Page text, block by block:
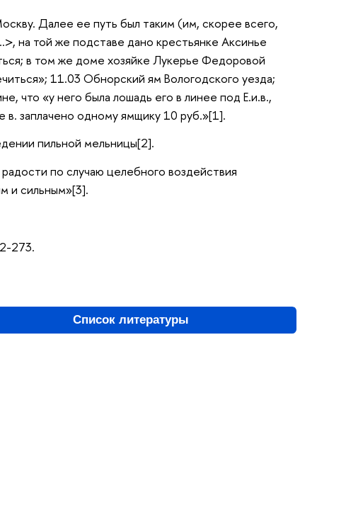
Далее ее путь был таким (им, скорее всего,
на той же подставе дано крестьянке Аксинье
в том же доме хозяйке Лукерье Федоровой
11.03 Обнорский ям Вологодского уезда;
что «у него была лошадь его в линее под Е.и.в.,
в. заплачено одному ямщику 10 руб.»[1].
пильной мельницы[2].
по случаю целебного воздействия
и сильным»[3].
273.
Список литературы